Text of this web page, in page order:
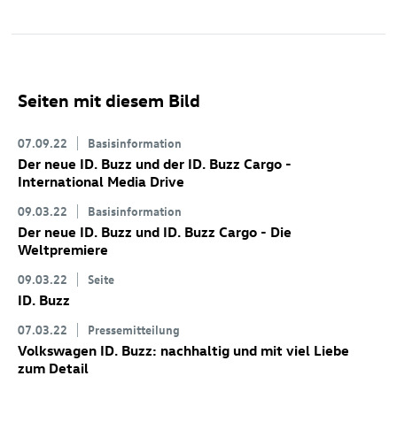
Seiten mit diesem Bild
07.09.22 Basisinformation
Der neue ID. Buzz und der ID. Buzz Cargo -
International Media Drive
09.03.22 Basisinformation
Der neue ID. Buzz und ID. Buzz Cargo - Die
Weltpremiere
09.03.22 Seite
ID. Buzz
07.03.22 Pressemitteilung
Volkswagen ID. Buzz: nachhaltig und mit viel Liebe
zum Detail